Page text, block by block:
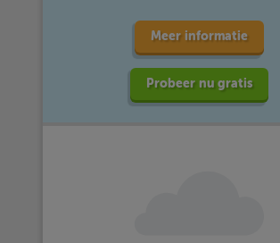
Meer informatie
Probeer nu gratis